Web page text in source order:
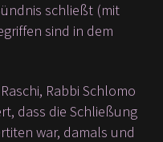
schließt (mit
sind in dem
Rabbi Schlomo
dass die Schließung
war, damals und